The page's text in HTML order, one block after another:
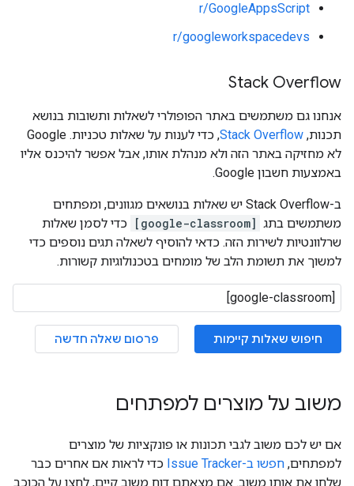
r/GoogleAppsScript
r/googleworkspacedevs
Stack Overflow
אנחנו גם משתמשים באתר הפופולרי לשאלות ותשובות בנושא
תכנות, Stack Overflow
, כדי לענות על שאלות טכניות. ‫Google
לא מחזיקה באתר הזה ולא מנהלת אותו, אבל אפשר להיכנס אליו
באמצעות חשבון Google.
ב-Stack Overflow יש שאלות בנושאים מגוונים, ומפתחים
משתמשים בתג [google-classroom] כדי לסמן שאלות
שרלוונטיות לשירות הזה. כדאי להוסיף לשאלה תגים נוספים כדי
למשוך את תשומת הלב של מומחים בטכנולוגיות קשורות.
חיפוש שאלות קיימות פרסום שאלה חדשה
משוב על מוצרים למפתחים
אם יש לכם משוב לגבי תכונות או פונקציות של מוצרים
למפתחים, חפשו ב-Issue Tracker
כדי לראות אם אחרים כבר
שלחו את אותו משוב. אם מצאתם דוח משוב קיים, לחצו על הכוכב